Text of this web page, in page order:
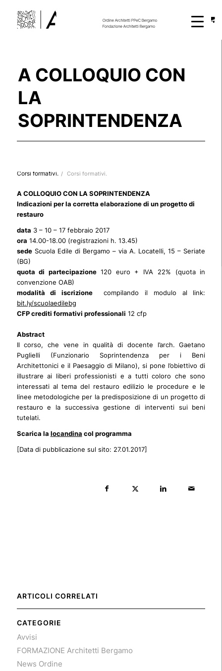
A COLLOQUIO CON
LA
SOPRINTENDENZA
Corsi formativi. / Corsi formativi.
A COLLOQUIO CON LA SOPRINTENDENZA
Indicazioni per la corretta elaborazione di un progetto di
restauro
data 3 – 10 – 17 febbraio 2017
ora 14.00-18.00 (registrazioni h. 13.45)
sedeScuola Edile di Bergamo – via A. Locatelli, 15 – Seriate
(BG)
quota di partecipazione 120 euro + IVA 22% (quota in
convenzione OAB)
modalità di iscrizione compilando il modulo al link:
bit.ly/scuolaedilebg
CFP crediti formativi professionali 12 cfp
Abstract
Il corso, che vene in qualità di docente l’arch. Gaetano
Puglielli (Funzionario Soprintendenza per i Beni
Architettonici e il Paesaggio di Milano), si pone l’obiettivo di
illustrare ai liberi professionisti e a tutti coloro che sono
interessati al tema del restauro edilizio le procedure e le
linee metodologiche per la predisposizione di un progetto di
restauro e la successiva gestione di interventi sui beni
tutelati.
Scarica la locandina col programma
[Data di pubblicazione sul sito: 27.01.2017]
ARTICOLI CORRELATI
CATEGORIE
Avvisi
FORMAZIONE Architetti Bergamo
News Ordine